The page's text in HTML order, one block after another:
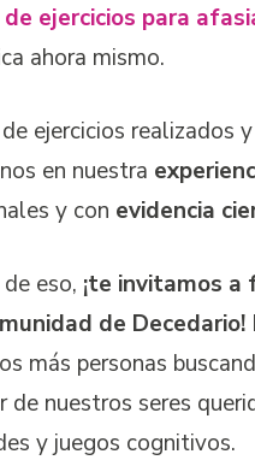
ejercicios para
ahora mismo.
ejercicios realizados
en nuestra
y con evidencia
eso, ¡te invitamos
de Decedario!
más personas
de nuestros seres
y juegos cognitivos.